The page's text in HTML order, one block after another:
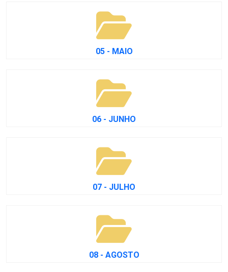
05 - MAIO
06 - JUNHO
07 - JULHO
08 - AGOSTO